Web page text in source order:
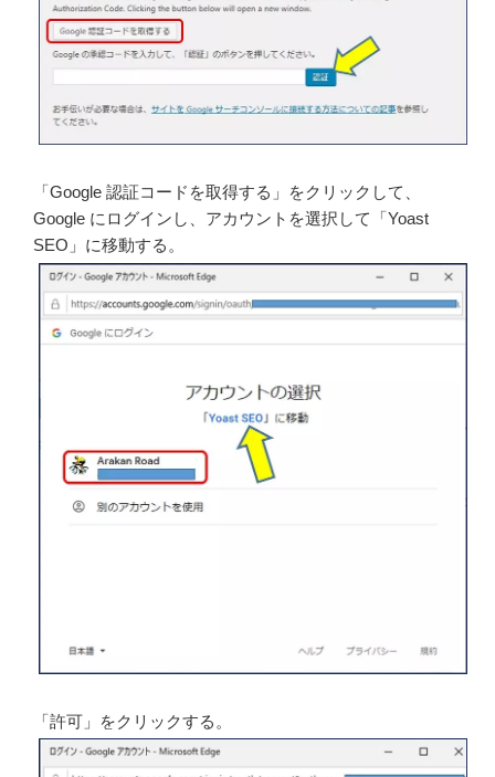
「Google 認証コードを取得する」をクリックして、
Google にログインし、アカウントを選択して「Yoast
SEO」に移動する。
「許可」をクリックする。